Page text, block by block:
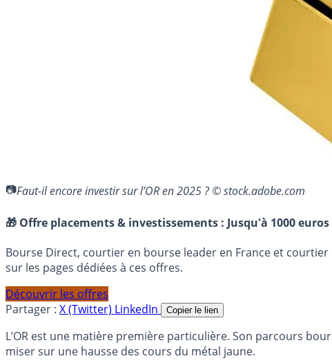
Faut-il encore investir sur l’OR en 2025 ? © stock.adobe.com
🎁 Offre placements & investissements : Jusqu'à 1000
Bourse Direct, courtier en bourse leader en France et
sur les pages dédiées à ces offres.
Découvrir les offres
Partager : X (Twitter) LinkedIn Copier le lien
L’OR est une matière première particulière. Son parcours
miser sur une hausse des cours du métal jaune.